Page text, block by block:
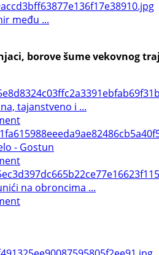
među ...
borove šume vekovnog
tajanstveno i ...
- Gostun
na obroncima ...